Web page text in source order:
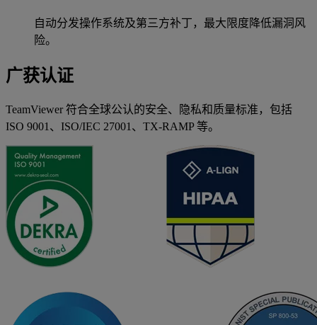
自动分发操作系统及第三方补丁，最大限度降低漏洞风
险。
广获认证
TeamViewer 符合全球公认的安全、隐私和质量标准，包括
ISO 9001、ISO/IEC 27001、TX-RAMP 等。